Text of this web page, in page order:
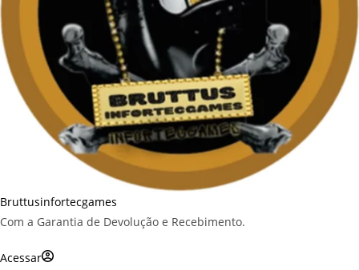
Bruttusinfortecgames
Com a Garantia de Devolução e Recebimento.
Acessar